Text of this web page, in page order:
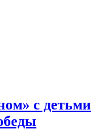
с детьми